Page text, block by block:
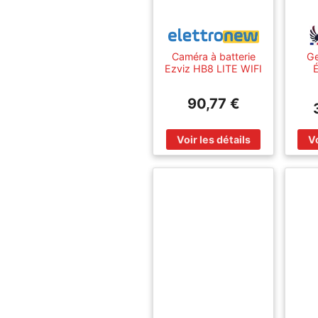
Caméra à batterie
Ezviz HB8 LITE WIFI
90,77 €